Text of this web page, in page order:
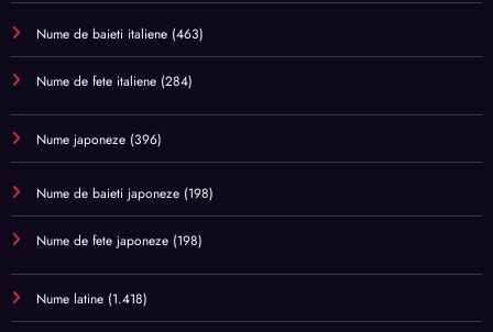
Nume de baieti italiene (463)
Nume de fete italiene (284)
Nume japoneze (396)
Nume de baieti japoneze (198)
Nume de fete japoneze (198)
Nume latine (1.418)